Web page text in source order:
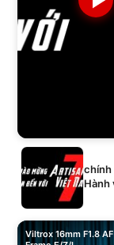
chính
Hành
Viltrox 16mm F1.8